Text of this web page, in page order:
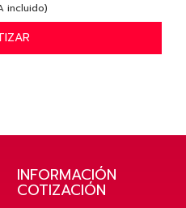
incluido)
INFORMACIÓN
COTIZACIÓN